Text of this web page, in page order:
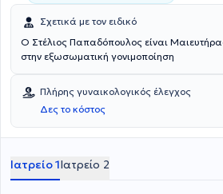
Σχετικά με τον ειδικό
Ο Στέλιος Παπαδόπουλος είναι
στην εξωσωματική γονιμοποίηση
Πλήρης γυναικολογικός έλεγχος
Δες το κόστος
Ιατρείο 1Ιατρείο 2